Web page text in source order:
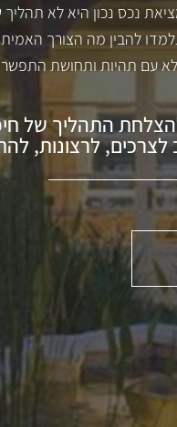
נכס נכון היא לא תהליך
להבין מה הצורך
עם תהיות ותחושת
התהליך של
לרצונות,